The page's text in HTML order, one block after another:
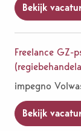
Bekijk
Freelance GZ-
impegno
Bekijk